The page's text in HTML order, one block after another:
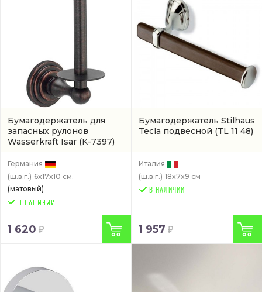
Бумагодержатель для
запасных рулонов
Wasserkraft Isar (K-7397)
Германия
(ш.в.г.) 6x17x10 см.
(матовый)
1 620
Бумагодержатель Stilhaus
Tecla подвесной (TL 11 48)
Италия
(ш.в.г.) 18x7x9 см
В НАЛИЧИИ
1 957